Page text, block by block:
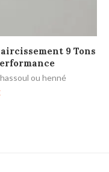
9 Tons
ou henné